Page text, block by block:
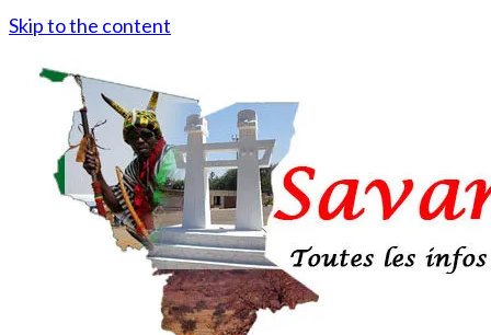
Skip to the content